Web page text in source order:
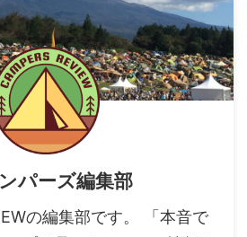
パーズ編集部
の編集部です。 「本音で